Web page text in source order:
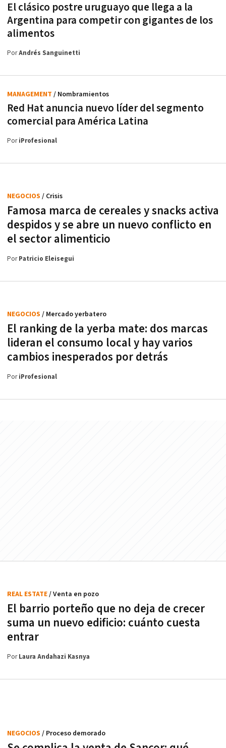
El clásico postre uruguayo que llega a la
Argentina para competir con gigantes de los
alimentos
PorAndrés Sanguinetti
Red Hat anuncia nuevo líder del segmento
comercial para América Latina
MANAGEMENT / Nombramientos
PoriProfesional
Famosa marca de cereales y snacks activa
despidos y se abre un nuevo conflicto en
el sector alimenticio
NEGOCIOS / Crisis
PorPatricio Eleisegui
El ranking de la yerba mate: dos marcas
lideran el consumo local y hay varios
cambios inesperados por detrás
NEGOCIOS / Mercado yerbatero
PoriProfesional
El barrio porteño que no deja de crecer
suma un nuevo edificio: cuánto cuesta
entrar
REAL ESTATE/ Venta en pozo
PorLaura Andahazi Kasnya
NEGOCIOS / Proceso demorado